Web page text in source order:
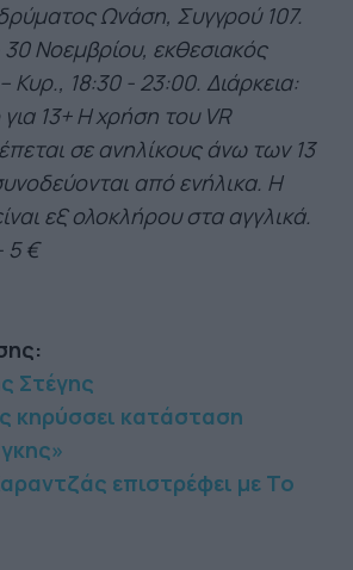
Ωνάση, Συγγρού 107.
30 Νοεμβρίου, εκθεσιακός
Κυρ., 18:30 - 23:00. Διάρκεια:
για 13+ Η χρήση του VR
σε ανηλίκους άνω των 13
από ενήλικα. Η
εξ ολοκλήρου στα αγγλικά.
5 €
Στέγης
κηρύσσει κατάσταση
επιστρέφει με Το